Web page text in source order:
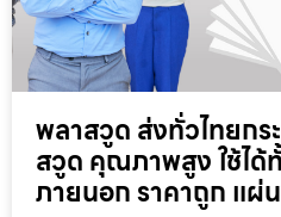
พลาสวูด ส่งทั่วไทยก
สวูด คุณภาพสูง ใช้ได้
ภายนอก ราคาถูก แผ่